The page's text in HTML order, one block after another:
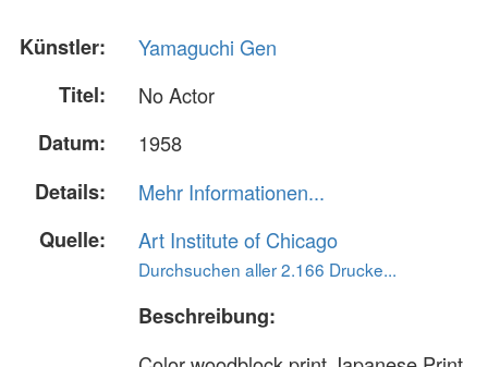
Künstler:
Yamaguchi Gen
Titel:
No Actor
Datum:
1958
Details:
Mehr Informationen...
Quelle:
Art Institute of Chicago
Durchsuchen aller 2.166 Drucke...
Beschreibung: